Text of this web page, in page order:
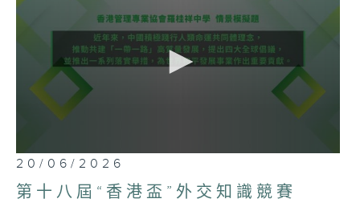
0
seconds
of
52
20/06/2026
第十八屆“香港盃”外交知識競賽